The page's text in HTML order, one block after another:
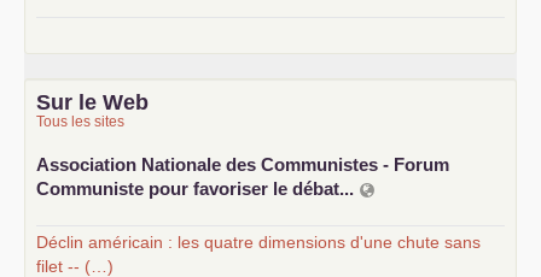
Sur le Web
Tous les sites
Association Nationale des Communistes - Forum
Communiste pour favoriser le débat...
Déclin américain : les quatre dimensions d'une chute sans
filet -- (…)